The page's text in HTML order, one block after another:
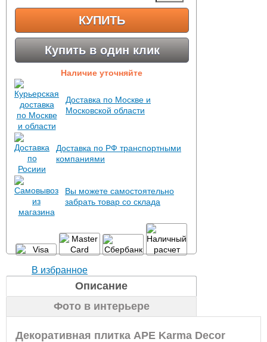
КУПИТЬ
Купить в один клик
Наличие уточняйте
Доставка по Москве и
Московской области
Доставка по РФ транспортными
компаниями
Вы можете самостоятельно
забрать товар со склада
В избранное
Описание
Фото в интерьере
Декоративная плитка APE Karma Decor